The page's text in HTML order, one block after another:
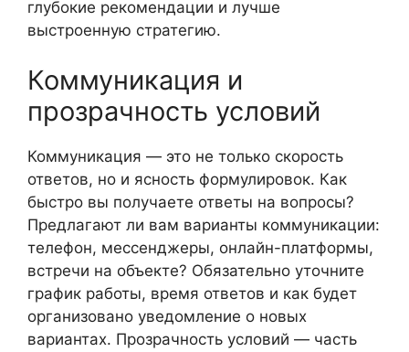
глубокие рекомендации и лучше
выстроенную стратегию.
Коммуникация и
прозрачность условий
Коммуникация — это не только скорость
ответов, но и ясность формулировок. Как
быстро вы получаете ответы на вопросы?
Предлагают ли вам варианты коммуникации:
телефон, мессенджеры, онлайн-платформы,
встречи на объекте? Обязательно уточните
график работы, время ответов и как будет
организовано уведомление о новых
вариантах. Прозрачность условий — часть